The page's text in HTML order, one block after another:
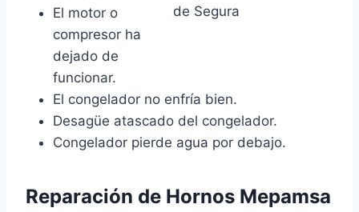
El motor o
compresor ha
dejado de
funcionar.
El congelador no enfría bien.
Desagüe atascado del congelador.
Congelador pierde agua por debajo.
Reparación de Hornos Mepamsa